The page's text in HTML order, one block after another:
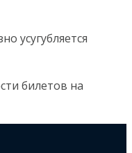
усугубляется
билетов на